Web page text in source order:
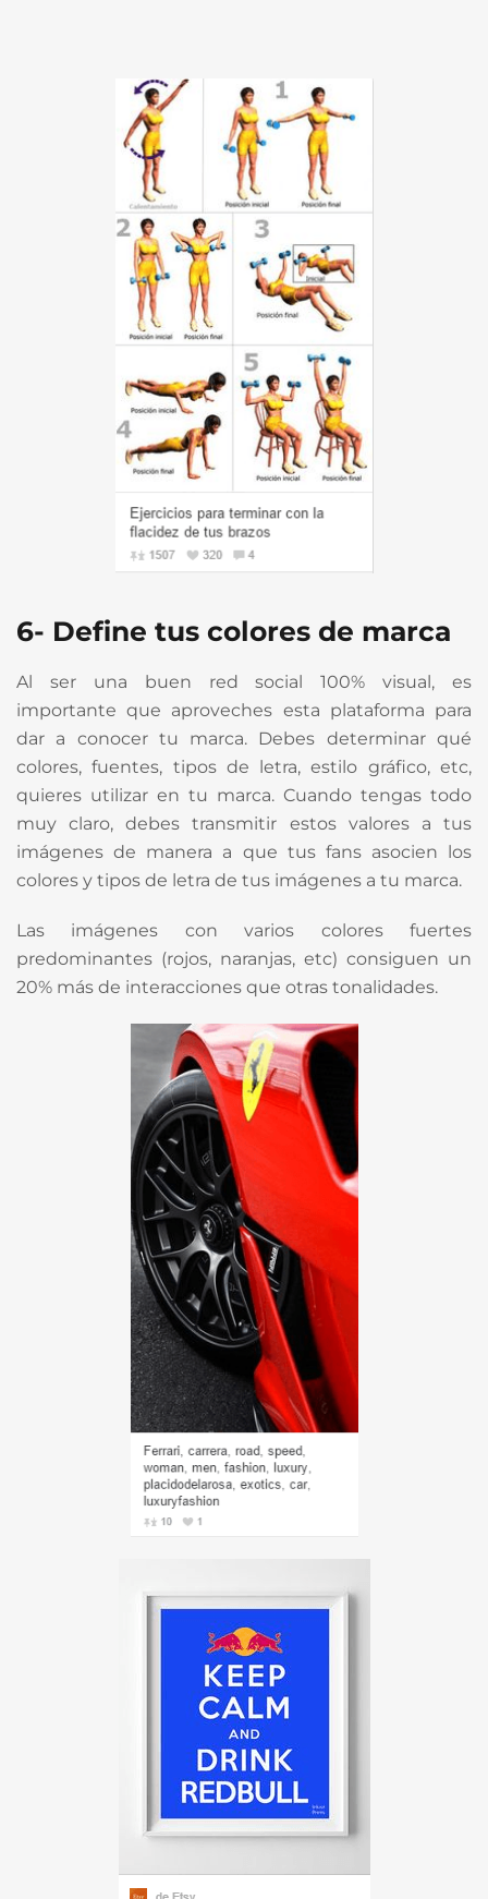
6- Define tus colores de marca
Al ser una buen red social 100% visual, es
importante que aproveches esta plataforma para
dar a conocer tu marca. Debes determinar qué
colores, fuentes, tipos de letra, estilo gráfico, etc,
quieres utilizar en tu marca. Cuando tengas todo
muy claro, debes transmitir estos valores a tus
imágenes de manera a que tus fans asocien los
colores y tipos de letra de tus imágenes a tu marca.
Las imágenes con varios colores fuertes
predominantes (rojos, naranjas, etc) consiguen un
20% más de interacciones que otras tonalidades.